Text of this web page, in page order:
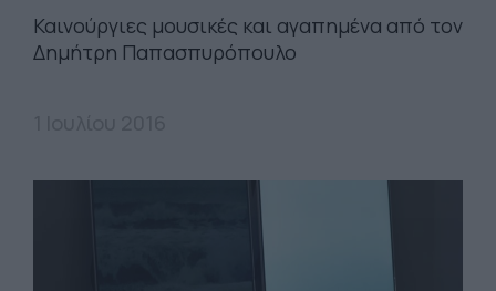
Καινούργιες μουσικές και αγαπημένα από τον
Δημήτρη Παπασπυρόπουλο